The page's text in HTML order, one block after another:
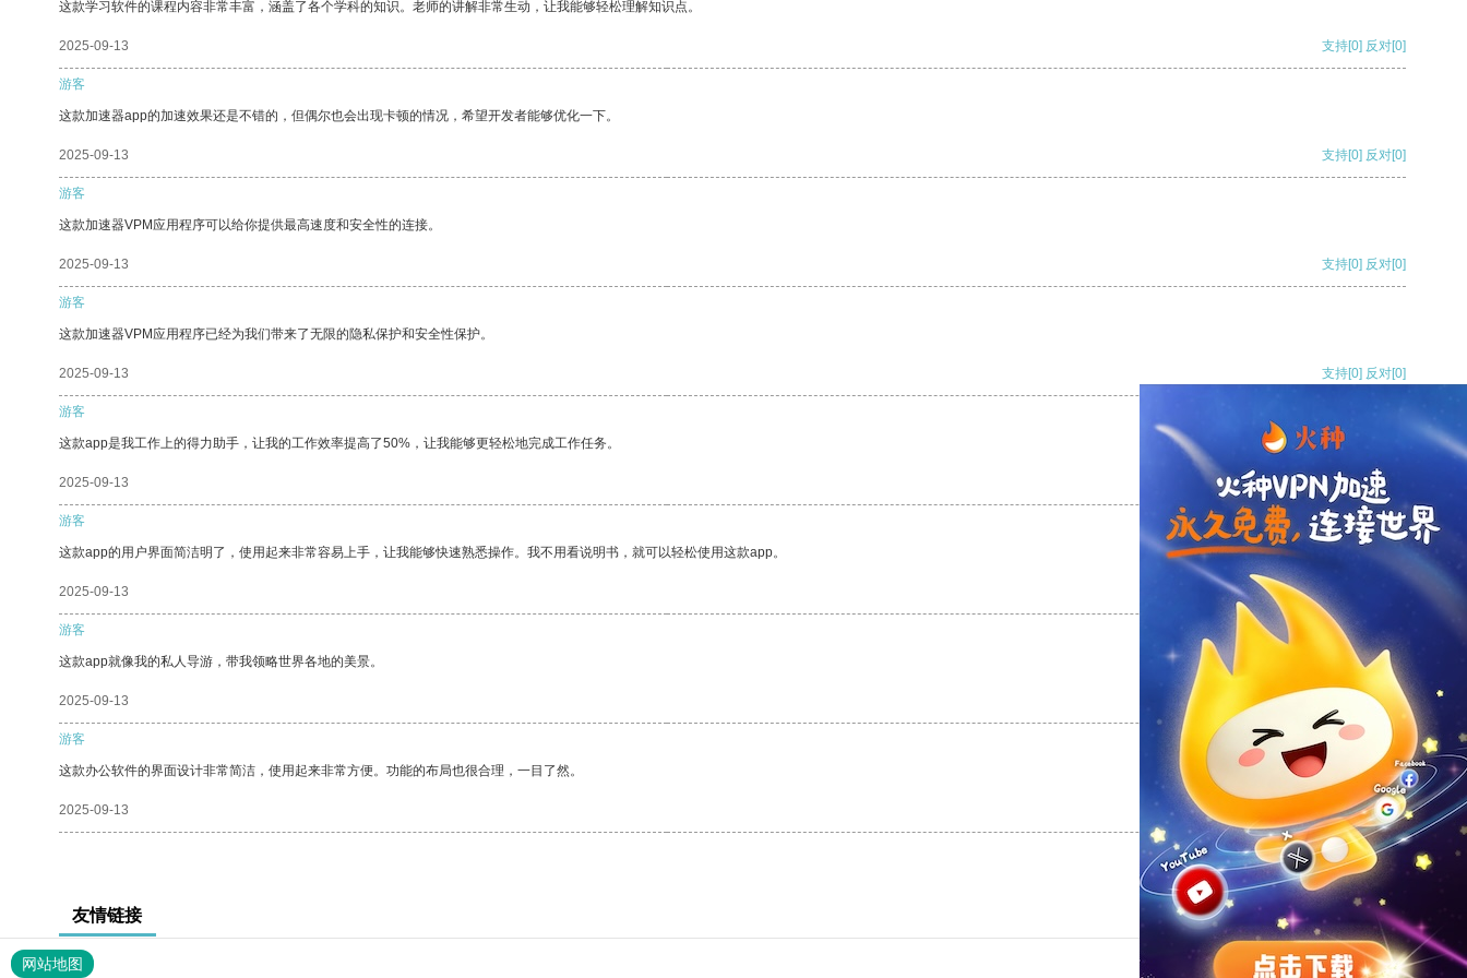
这款学习软件的课程内容非常丰富，涵盖了各个学科的知识。老师的讲解非常生动，让我能够轻松理解知识点。
2025-09-13 支持[0] 反对[0]
游客
这款加速器app的加速效果还是不错的，但偶尔也会出现卡顿的情况，希望开发者能够优化一下。
2025-09-13 支持[0] 反对[0]
游客
这款加速器VPM应用程序可以给你提供最高速度和安全性的连接。
2025-09-13 支持[0] 反对[0]
游客
这款加速器VPM应用程序已经为我们带来了无限的隐私保护和安全性保护。
2025-09-13 支持[0] 反对[0]
游客
这款app是我工作上的得力助手，让我的工作效率提高了50%，让我能够更轻松地完成工作任务。
2025-09-13 支持[0] 反对
游客
这款app的用户界面简洁明了，使用起来非常容易上手，让我能够快速熟悉操作。我不用看说明书，就可以轻松使用这款app。
2025-09-13 支持
游客
这款app就像我的私人导游，带我领略世界各地的美景。
2025-09-13 反对 [0]
游客
这款办公软件的界面设计非常简洁，使用起来非常方便。功能的布局也很合理，一目了然。
2025-09-13 支持[0] 反对[0]
友情链接
网站地图